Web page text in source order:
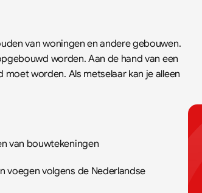
van woningen en andere gebouwen.
worden. Aan de hand van een
worden. Als metselaar kan je alleen
van bouwtekeningen